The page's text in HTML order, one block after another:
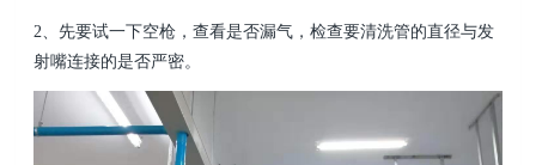
2、先要试一下空枪，查看是否漏气，检查要清洗管的直径与发
射嘴连接的是否严密。